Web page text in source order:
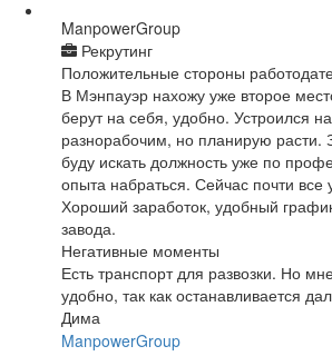
ManpowerGroup
Рекрутинг
Положительные стороны
В Мэнпауэр нахожу уже второе
берут на себя, удобно. Устроился
разнорабочим, но планирую расти.
буду искать должность уже по
опыта набраться. Сейчас почти все
Хороший заработок, удобный
завода.
Негативные моменты
Есть транспорт для развозки. Но
удобно, так как останавливается
Дима
ManpowerGroup